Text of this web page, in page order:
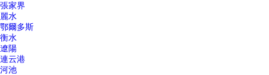
張家界
麗水
鄂爾多斯
衡水
遼陽
連云港
河池